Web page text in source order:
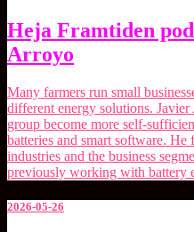
Heja
Framtiden
podcast
Javier
Arroyo
Heja Framtiden
Arroyo
Many farmers run small
different energy solutions.
group become more self-
batteries and smart software.
industries and the business
previously working with battery
2026-05-26